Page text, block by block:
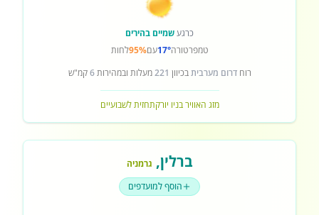
כרגעשמיים בהירים
טמפרטורה17°עם95%לחות
רוחדרום מערביתבכיוון 221מעלות ובמהירות6קמ"ש
מזג האוויר בניו יורקתחזית לשבועיים
ברלין, גרמניה
הוסף למועדפים